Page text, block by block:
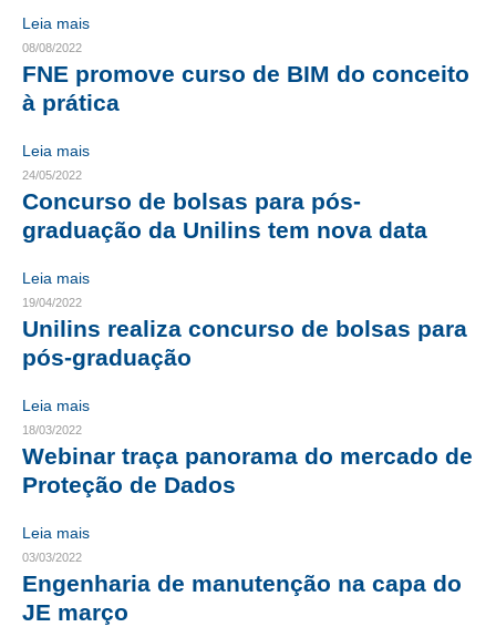
LEI 5.194/1966 – REGULAMENTAÇÃO DA PROFISSÃO
RES 1.002/2002 – CÓDIGO DE ÉTICA
HOMOLOGAÇÕES
FIQUE POR DENTRO
OPORTUNIDADES
APRESENTAÇÃO
EMPREGO E ESTÁGIO
CARREIRA
AUTÔNOMOS E SERVIÇOS
NEWSLETTER
Leia mais
08/08/2022
FNE promove curso de BIM do conceito
à prática
Leia mais
24/05/2022
Concurso de bolsas para pós-
graduação da Unilins tem nova data
Leia mais
19/04/2022
Unilins realiza concurso de bolsas para
pós-graduação
Leia mais
18/03/2022
Webinar traça panorama do mercado de
Proteção de Dados
Leia mais
03/03/2022
Engenharia de manutenção na capa do
JE março